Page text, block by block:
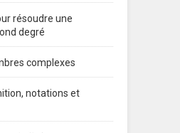
résoudre une
degré
complexes
notations et